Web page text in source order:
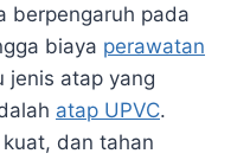
berpengaruh pada
biaya perawatan
jenis atap yang
atap UPVC.
dan tahan